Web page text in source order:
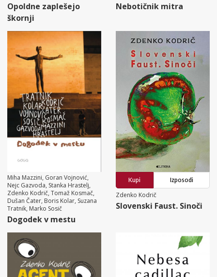
Opoldne zaplešejo
škornji
Nebotičnik mitra
Miha Mazzini, Goran Vojnović,
Nejc Gazvoda, Stanka Hrastelj,
Zdenko Kodrič, Tomaž Kosmač,
Dušan Čater, Boris Kolar, Suzana
Tratnik, Marko Sosič
Dogodek v mestu
Kupi
Izposodi
Zdenko Kodrič
Slovenski Faust. Sinoči